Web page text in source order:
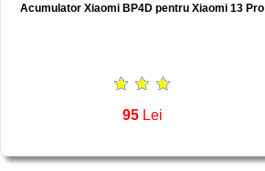
Acumulator Xiaomi BP4D pentru Xiaomi 13 Pro
95 Lei